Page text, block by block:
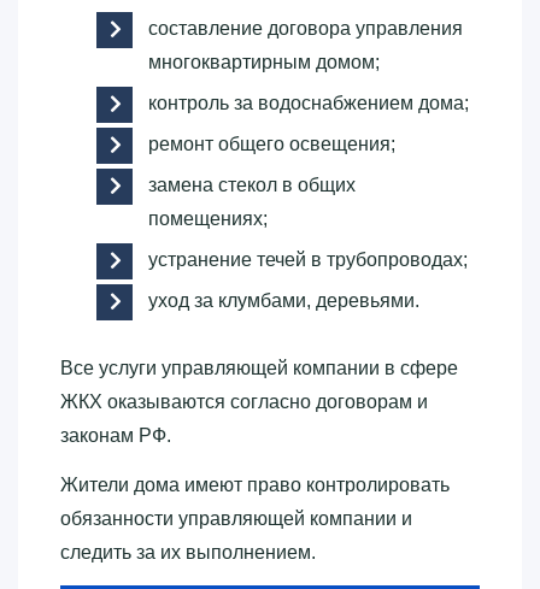
составление договора управления
многоквартирным домом;
контроль за водоснабжением дома;
ремонт общего освещения;
замена стекол в общих
помещениях;
устранение течей в трубопроводах;
уход за клумбами, деревьями.
Все услуги управляющей компании в сфере
ЖКХ оказываются согласно договорам и
законам РФ.
Жители дома имеют право контролировать
обязанности управляющей компании и
следить за их выполнением.